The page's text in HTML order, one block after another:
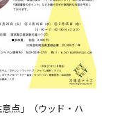
点」（ウッド・ハ